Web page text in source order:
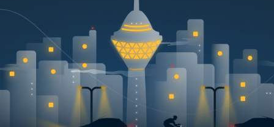
از دیگر ویژگی های مهم چراغ های محوطه شاخص حفاظت (IP) می
باشد. این ویژگی میزان مقاومت محصول در برابر آسیب دیدن در برابر
باران، گرد و غبار و عوامل محیطی را نشان می دهد. چراغ برنارد طبق
استانداردهای بین المللی، شاخص حفاظت IP44 را دارد که میزان
مقاومت آن در برابر باران را دارد. در این محصول درزهای بین حباب و
بدنه با کمک نوار سلیکونی کاملا عایق بندی شده است. همچنین برای
ساخت بدنه این محصول از آلومینیوم دایکاست استفاده شده که علاوه
بر سبکی، مقاومت بالایی در برابر خوردگی و زنگ زدگی دارد. در رنگ